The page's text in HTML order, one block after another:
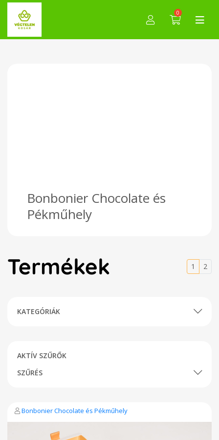
0
Bonbonier Chocolate és
Pékműhely
Termékek 1 2
KATEGÓRIÁK
AKTÍV SZŰRŐK
SZŰRÉS
Bonbonier Chocolate és Pékműhely